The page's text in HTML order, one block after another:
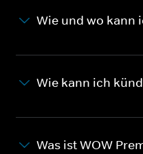
Wie und wo kann
Wie kann ich
Was ist WOW